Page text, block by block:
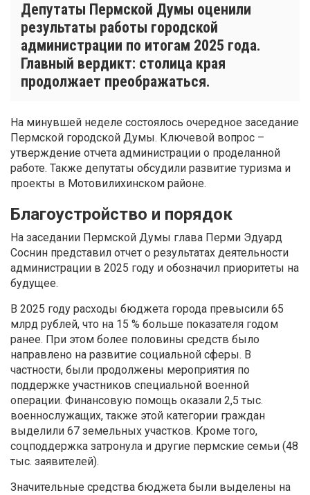
Депутаты Пермской Думы оценили
результаты работы городской
администрации по итогам 2025 года.
Главный вердикт: столица края
продолжает преображаться.
На минувшей неделе состоялось очередное заседание
Пермской городской Думы. Ключевой вопрос –
утверждение отчета администрации о проделанной
работе. Также депутаты обсудили развитие туризма и
проекты в Мотовилихинском районе.
Благоустройство и порядок
На заседании Пермской Думы глава Перми Эдуард
Соснин представил отчет о результатах деятельности
администрации в 2025 году и обозначил приоритеты на
будущее.
В 2025 году расходы бюджета города превысили 65
млрд рублей, что на 15 % больше показателя годом
ранее. При этом более половины средств было
направлено на развитие социальной сферы. В
частности, были продолжены мероприятия по
поддержке участников специальной военной
операции. Финансовую помощь оказали 2,5 тыс.
военнослужащих, также этой категории граждан
выделили 67 земельных участков. Кроме того,
соцподдержка затронула и другие пермские семьи (48
тыс. заявителей).
Значительные средства бюджета были выделены на